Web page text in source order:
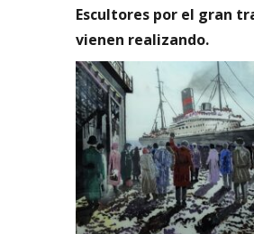
Escultores por el gran
vienen realizando.